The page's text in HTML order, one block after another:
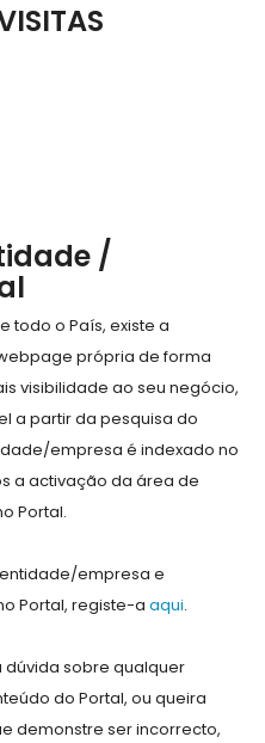
/
todo o País, existe a
própria de forma
visibilidade ao seu negócio,
a partir da pesquisa do
empresa é indexado no
a activação da área de
Portal.
empresa e
Portal, registe-a aqui.
dúvida sobre qualquer
do Portal, ou queira
demonstre ser incorrecto,